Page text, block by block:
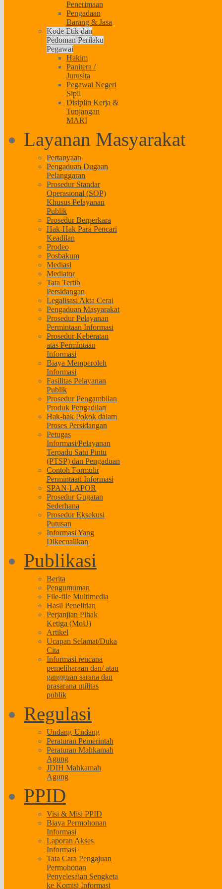
Penerimaan
Pengadaan
Barang & Jasa
Kode Etik dan
Pedoman Perilaku
Pegawai
Hakim
Panitera /
Jurusita
Pegawai Negeri
Sipil
Disiplin Kerja &
Tunjangan
MARI
Layanan Masyarakat
Pertanyaan
Pengaduan Dugaan
Pelanggaran
Prosedur Standar
Operasional (SOP)
Khusus Pelayanan
Publik
Prosedur Berperkara
Hak-Hak Para Pencari
Keadilan
Prodeo
Posbakum
Mediasi
Mediator
Tata Tertib
Persidangan
Legalisasi Akta Cerai
Pengaduan Masyarakat
Prosedur Pelayanan
Permintaan Informasi
Prosedur Keberatan
atas Permintaan
Informasi
Biaya Memperoleh
Informasi
Fasilitas Pelayanan
Publik
Prosedur Pengambilan
Produk Pengadilan
Hak-hak Pokok dalam
Proses Persidangan
Petugas
Informasi/Pelayanan
Terpadu Satu Pintu
(PTSP) dan Pengaduan
Contoh Formulir
Permintaan Informasi
SPAN-LAPOR
Prosedur Gugatan
Sederhana
Prosedur Eksekusi
Putusan
Informasi Yang
Dikecualikan
Publikasi
Berita
Pengumuman
File-file Multimedia
Hasil Penelitian
Perjanjian Pihak
Ketiga (MoU)
Artikel
Ucapan Selamat/Duka
Cita
Informasi rencana
pemeliharaan dan/ atau
gangguan sarana dan
prasarana utilitas
publik
Regulasi
Undang-Undang
Peraturan Pemerintah
Peraturan Mahkamah
Agung
JDIH Mahkamah
Agung
PPID
Visi & Misi PPID
Biaya Permohonan
Informasi
Laporan Akses
Informasi
Tata Cara Pengajuan
Permohonan
Penyelesaian Sengketa
ke Komisi Informasi